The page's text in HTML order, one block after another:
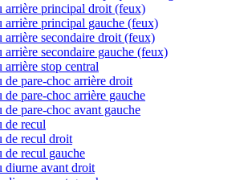
arrière principal droit (feux)
arrière principal gauche (feux)
arrière secondaire droit (feux)
arrière secondaire gauche (feux)
arrière stop central
de pare-choc arrière droit
de pare-choc arrière gauche
de pare-choc avant gauche
de recul
de recul droit
de recul gauche
diurne avant droit